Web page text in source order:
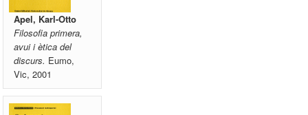
Apel, Karl-Otto
Filosofia primera,
avui i ètica del
discurs. Eumo,
Vic, 2001